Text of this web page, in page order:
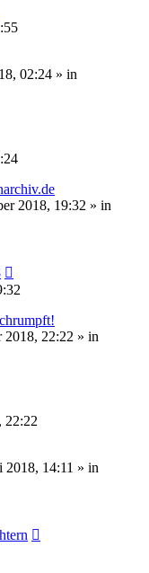
02:24 » in
2018, 19:32 » in
2018, 22:22 » in
22:22
2018, 14:11 » in